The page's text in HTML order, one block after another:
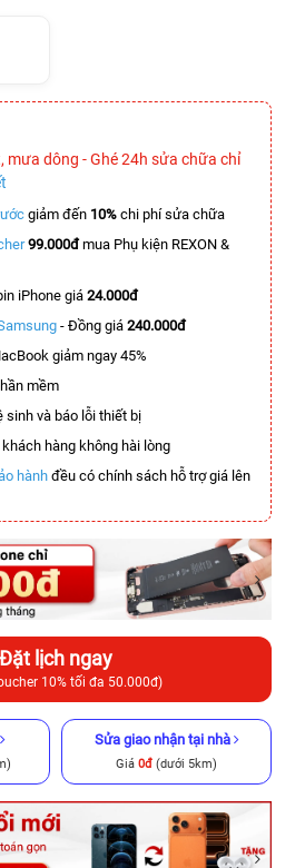
mưa dông - Ghé 24h sửa chữa chỉ
giảm đến 10% chi phí sửa chữa
99.000đmua Phụ kiện REXON &
iPhone giá 24.000đ
- Đồng giá 240.000đ
giảm ngay 45%
mềm
sinh và báo lỗi thiết bị
hàng không hài lòng
hànhđều có chính sách hỗ trợ giá lên
Đặt lịch ngay
10% tối đa 50.000đ)
Sửa giao nhận tại nhà
Giá 0đ (dưới 5km)